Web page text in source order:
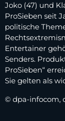
Joko (47) und
ProSieben seit
politische
Entertainer
Senders.
ProSieben“
Sie gelten als
© dpa-infocom,